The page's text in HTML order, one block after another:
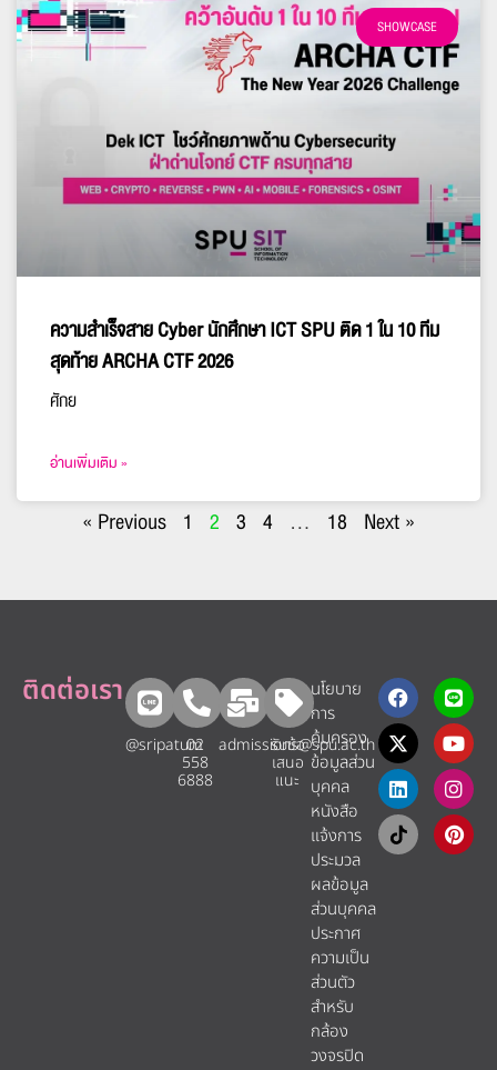
SHOWCASE
ความสำเร็จสาย Cyber นักศึกษา ICT SPU ติด 1 ใน 10 ทีม
สุดท้าย ARCHA CTF 2026
ศักย
อ่านเพิ่มเติม »
« Previous 1 2 3 4 … 18 Next »
ติดต่อเรา
@sripatum
02
558
6888
admissions@spu.ac.th
รับข้อ
เสนอ
แนะ​
นโยบาย
การ
คุ้มครอง
ข้อมูลส่วน
บุคคล
หนังสือ
แจ้งการ
ประมวล
ผลข้อมูล
ส่วนบุคคล
ประกาศ
ความเป็น
ส่วนตัว
สำหรับ
กล้อง
วงจรปิด